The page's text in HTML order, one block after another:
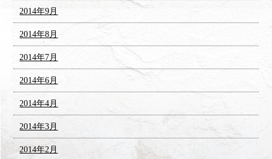
2014年9月
2014年8月
2014年7月
2014年6月
2014年4月
2014年3月
2014年2月